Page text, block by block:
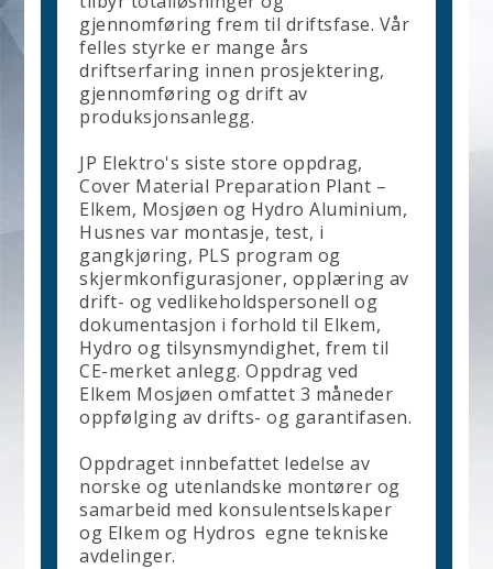
gjennomføring frem til driftsfase. Vår
felles styrke er mange års
driftserfaring innen prosjektering,
gjennomføring og drift av
produksjonsanlegg.
JP Elektro's siste store oppdrag,
Cover Material Preparation Plant –
Elkem, Mosjøen og Hydro Aluminium,
Husnes var montasje, test, i
gangkjøring, PLS program og
skjermkonfigurasjoner, opplæring av
drift- og vedlikeholdspersonell og
dokumentasjon i forhold til Elkem,
Hydro og tilsynsmyndighet, frem til
CE-merket anlegg. Oppdrag ved
Elkem Mosjøen omfattet 3 måneder
oppfølging av drifts- og garantifasen.
Oppdraget innbefattet ledelse av
norske og utenlandske montører og
samarbeid med konsulentselskaper
og Elkem og Hydros egne tekniske
avdelinger.